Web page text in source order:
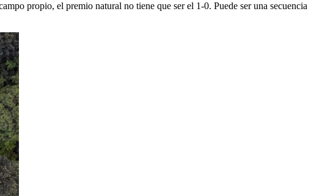
propio, el premio natural no tiene que ser el 1-0. Puede ser una secuencia